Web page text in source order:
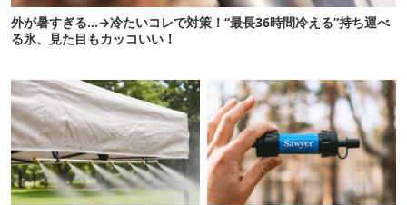
外が暑すぎる…→冷たいコレで対策！“最長36時間冷える”持ち運べ
る氷、見た目もカッコいい！